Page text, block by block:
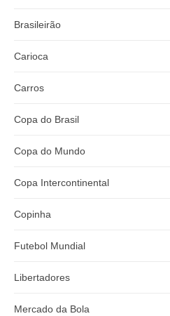
Brasileirão
Carioca
Carros
Copa do Brasil
Copa do Mundo
Copa Intercontinental
Copinha
Futebol Mundial
Libertadores
Mercado da Bola